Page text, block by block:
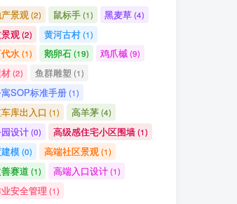
景观 (2) 鼠标手(1) 黑麦草(4)
观(2) 黄河古村(1)
水(1) 鹅卵石(19) 鸡爪槭(9)
(2) 鱼群雕塑 (1)
SOP标准手册(1)
库出入口 (1) 高羊茅(4)
设计(0) 高级感住宅小区围墙(1)
模(0) 高端社区景观(1)
赛道 (1) 高端入口设计(1)
安全管理 (1)